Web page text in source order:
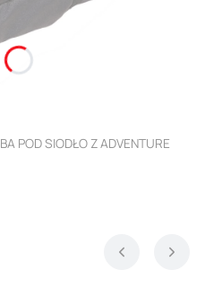
POD SIODŁO Z ADVENTURE